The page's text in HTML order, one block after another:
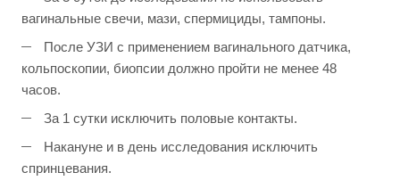
вагинальные свечи, мази, спермициды, тампоны.
После УЗИ с применением вагинального датчика,
кольпоскопии, биопсии должно пройти не менее 48
часов.
За 1 сутки исключить половые контакты.
Накануне и в день исследования исключить
спринцевания.